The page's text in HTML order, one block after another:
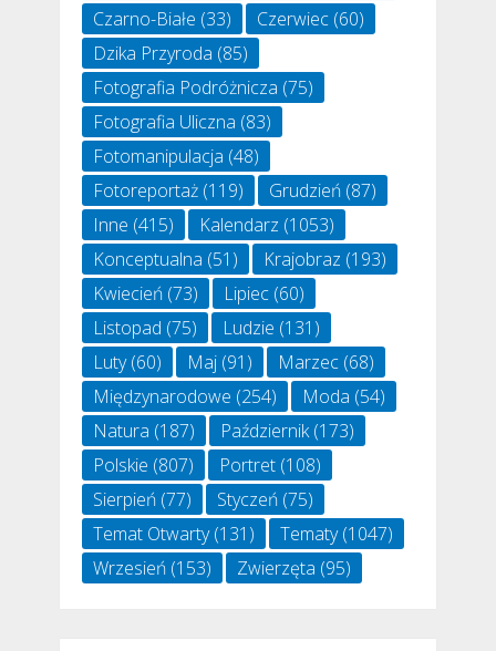
Czarno-Białe (33) Czerwiec(60)
Dzika Przyroda (85)
Fotografia Podróżnicza (75)
Fotografia Uliczna (83)
Fotomanipulacja (48)
Fotoreportaż(119) Grudzień(87)
Inne (415) Kalendarz (1053)
Konceptualna (51) Krajobraz (193)
Kwiecień(73) Lipiec(60)
Listopad (75) Ludzie (131)
Luty(60) Maj(91) Marzec(68)
Międzynarodowe (254) Moda (54)
Natura (187) Październik(173)
Polskie (807) Portret(108)
Sierpień(77) Styczeń(75)
Temat Otwarty(131) Tematy(1047)
Wrzesień(153) Zwierzęta (95)